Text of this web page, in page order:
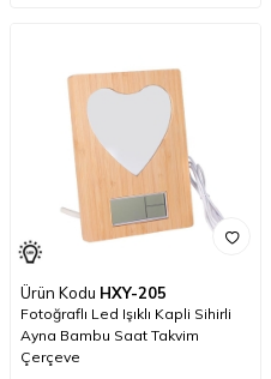
Ürün Kodu HXY-205
Fotoğraflı Led Işıklı Kapli Sihirli
Ayna Bambu Saat Takvim
Çerçeve